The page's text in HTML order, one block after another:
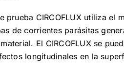
prueba CIRCOFLUX utiliza
de corrientes parásitas
El CIRCOFLUX se
longitudinales en la